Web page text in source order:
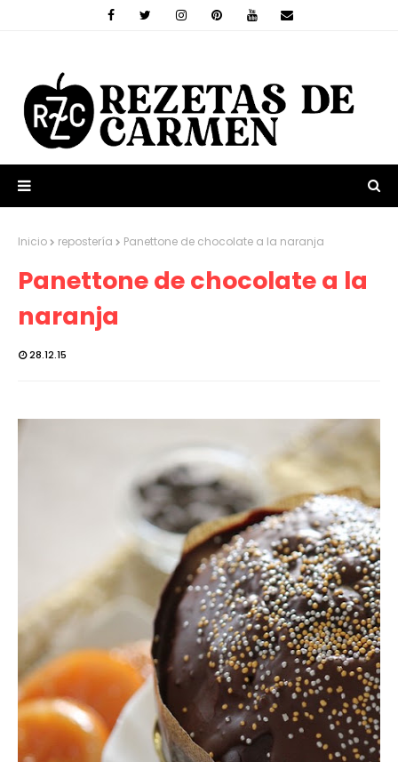
Inicio repostería Panettone de chocolate a la naranja
Panettone de chocolate a la
naranja
28.12.15